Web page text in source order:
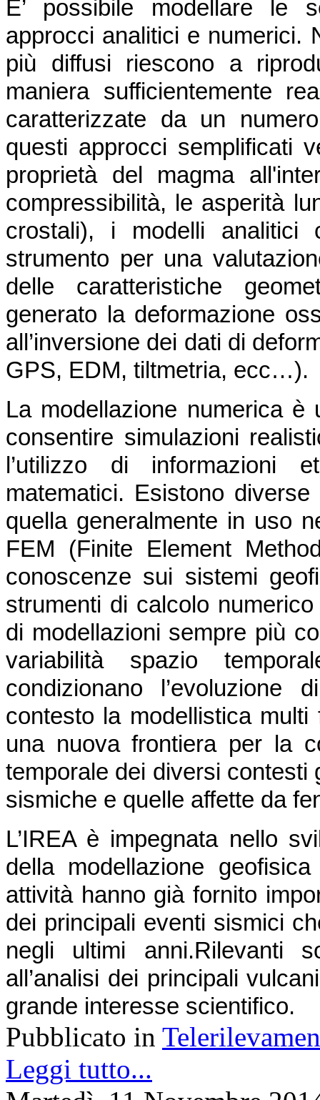
E’ possibile modellare le
approcci analitici e numerici.
più diffusi riescono a
maniera sufficientemente
caratterizzate da un
questi approcci semplificati
proprietà del magma
compressibilità, le asperità
crostali), i modelli analitici
strumento per una
delle caratteristiche
generato la deformazione
all’inversione dei dati di
GPS, EDM, tiltmetria, ecc…).
La modellazione numerica
consentire simulazioni
l’utilizzo di informazioni
matematici. Esistono
quella generalmente in uso
FEM (Finite Element
conoscenze sui sistemi
strumenti di calcolo
di modellazioni sempre più
variabilità spazio
condizionano
contesto la modellistica
una nuova frontiera per la
temporale dei diversi contesti
sismiche e quelle affette da
L’IREA è impegnata nello
della modellazione
attività hanno già fornito
dei principali eventi sismici
negli ultimi anni.Rilevanti
all’analisi dei principali
grande interesse scientifico.
Pubblicato in
Leggi tutto...